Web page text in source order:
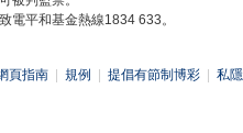
電平和基金熱線1834 633。
頁指南 規例 提倡有節制博彩 私